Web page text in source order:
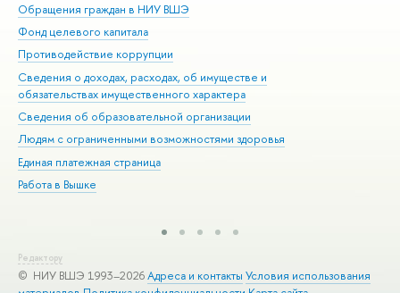
Обращения граждан в НИУ ВШЭ
Фонд целевого капитала
Противодействие коррупции
Сведения о доходах, расходах, об имуществе и
обязательствах имущественного характера
Сведения об образовательной организации
Людям с ограниченными возможностями здоровья
Единая платежная страница
Работа в Вышке
Редактору
© НИУ ВШЭ 1993–2026Адреса и контакты Условия использования